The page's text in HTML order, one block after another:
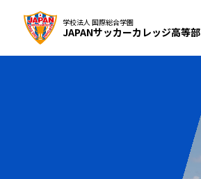
学校法人 国際総合学園
JAPANサッカーカレッジ高等部